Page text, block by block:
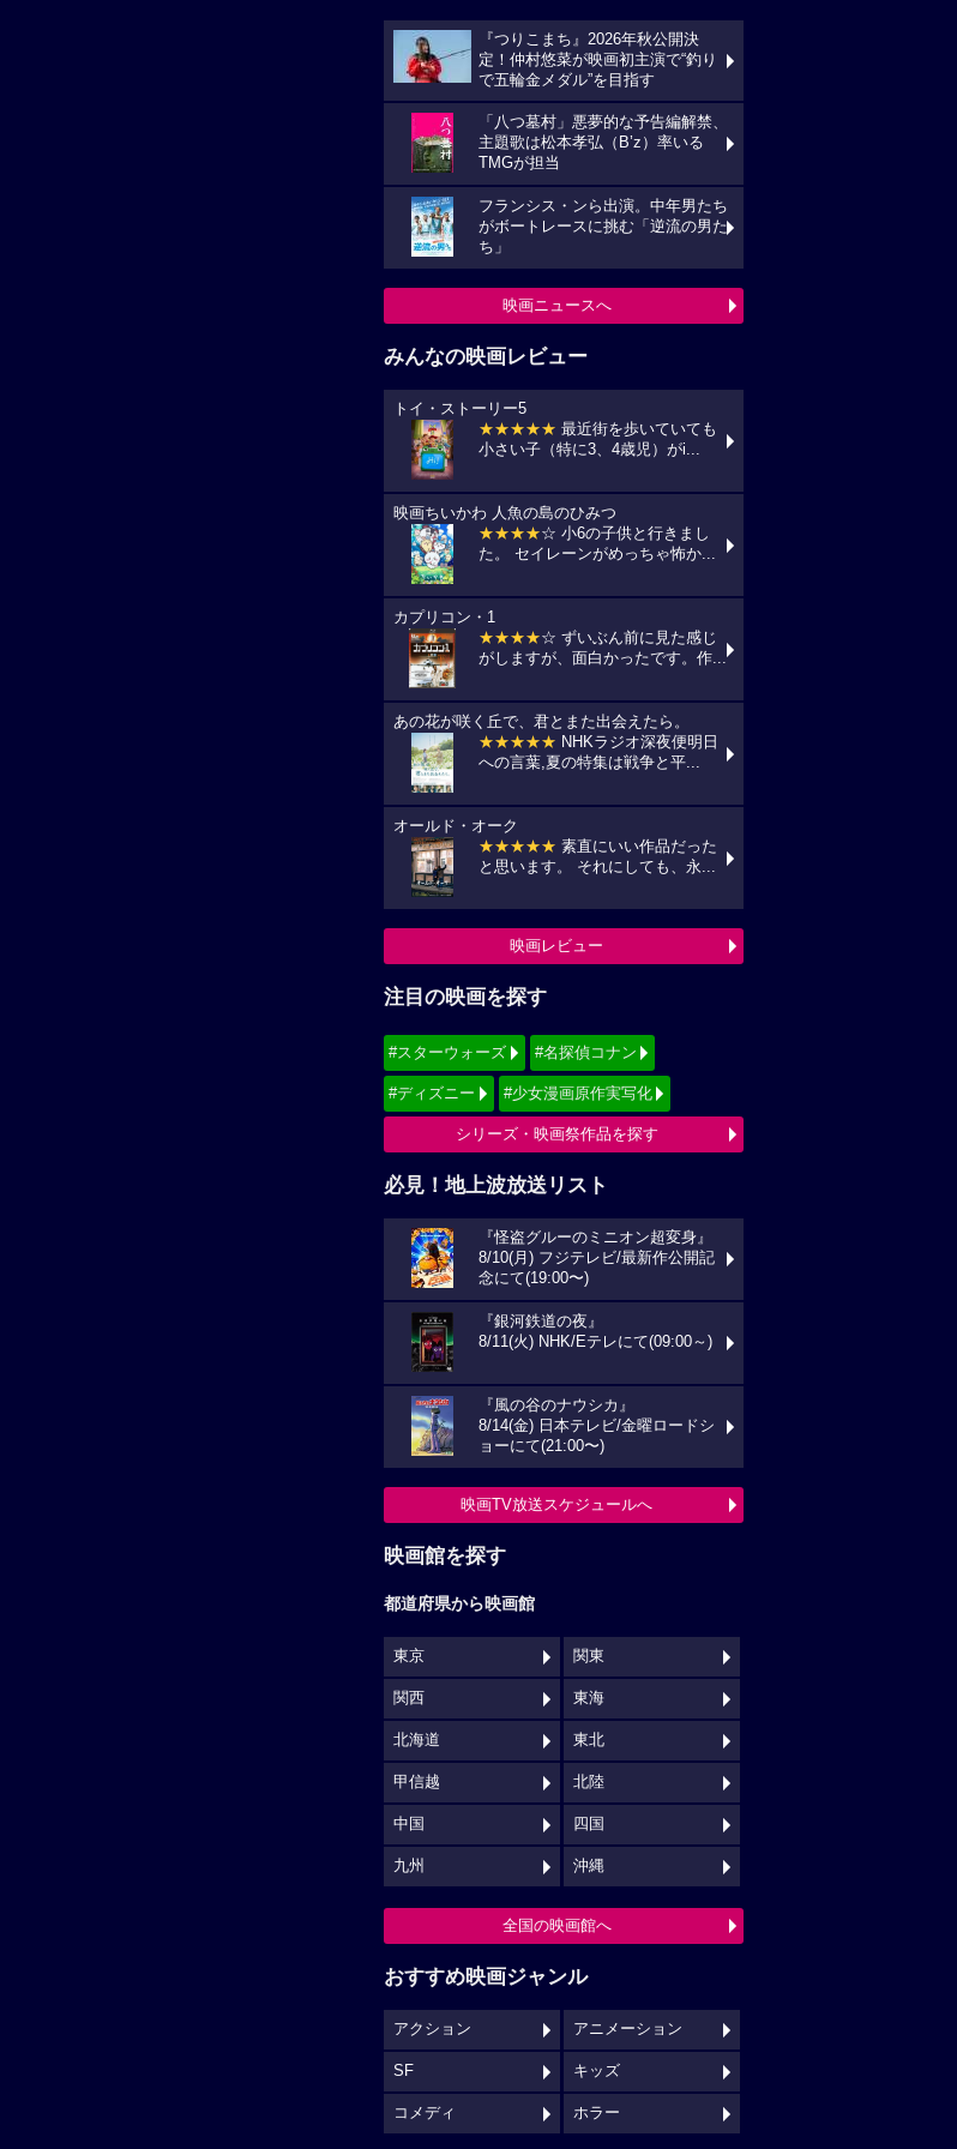
『つりこまち』2026年秋公開決
定！仲村悠菜が映画初主演で“釣り
で五輪金メダル”を目指す
「八つ墓村」悪夢的な予告編解禁、
主題歌は松本孝弘（B’z）率いる
TMGが担当
フランシス・ンら出演。中年男たち
がボートレースに挑む「逆流の男た
ち」
映画ニュースへ
みんなの映画レビュー
トイ・ストーリー5
★★★★★ 最近街を歩いていても
小さい子（特に3、4歳児）がi...
映画ちいかわ 人魚の島のひみつ
★★★★☆ 小6の子供と行きまし
た。 セイレーンがめっちゃ怖か...
カプリコン・1
★★★★☆ ずいぶん前に見た感じ
がしますが、面白かったです。作...
あの花が咲く丘で、君とまた出会えたら。
★★★★★ NHKラジオ深夜便明日
への言葉,夏の特集は戦争と平...
オールド・オーク
★★★★★ 素直にいい作品だった
と思います。 それにしても、永...
映画レビュー
注目の映画を探す
#スターウォーズ #名探偵コナン
#ディズニー #少女漫画原作実写化
シリーズ・映画祭作品を探す
必見！地上波放送リスト
『怪盗グルーのミニオン超変身』
8/10(月) フジテレビ/最新作公開記
念にて(19:00〜)
『銀河鉄道の夜』
8/11(火) NHK/Eテレにて(09:00～)
『風の谷のナウシカ』
8/14(金) 日本テレビ/金曜ロードシ
ョーにて(21:00〜)
映画TV放送スケジュールへ
映画館を探す
都道府県から映画館
東京 関東
関西 東海
北海道 東北
甲信越 北陸
中国 四国
九州 沖縄
全国の映画館へ
おすすめ映画ジャンル
アクション アニメーション
SF キッズ
コメディ ホラー